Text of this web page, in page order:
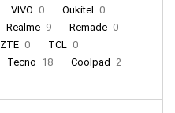
VIVO 0 Oukitel
0
Realme 9 Remade 0
ZTE 0 TCL 0
Tecno 18 Coolpad 2